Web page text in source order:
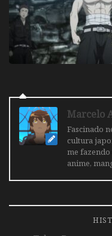
Marcelo
Fascinado
cultura
me
anime,